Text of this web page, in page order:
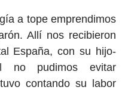
a tope emprendimos
Allí nos recibieron
España, con su hijo-
no pudimos evitar
contando su labor